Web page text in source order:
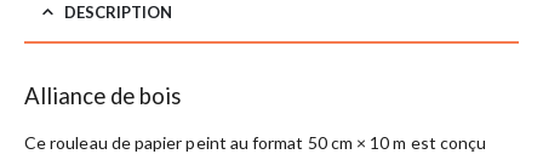
DESCRIPTION
Alliance de bois
Ce rouleau de papier peint au format 50 cm × 10 m est conçu